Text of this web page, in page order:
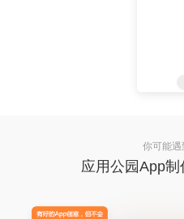
你可能遇
应用公园App